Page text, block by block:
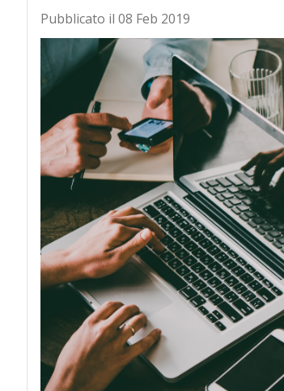
Pubblicato il 08 Feb 2019